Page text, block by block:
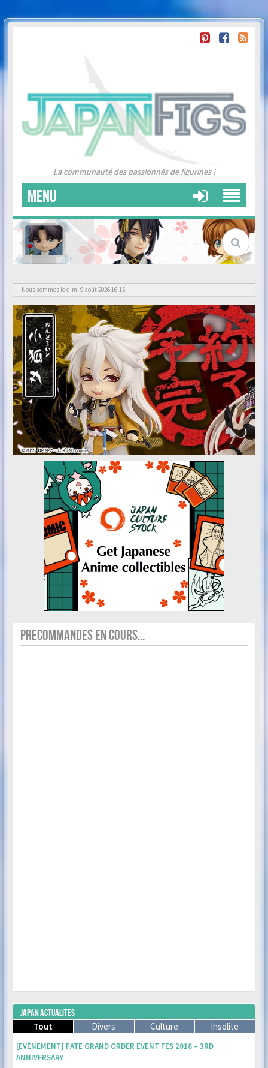
La communauté des passionnés de figurines !
MENU
Nous sommes le dim. 9 août 2026 16:15
PRECOMMANDES EN COURS...
JAPAN ACTUALITES
Tout
Divers Culture Insolite
[EVÈNEMENT] FATE GRAND ORDER EVENT FES 2018 – 3RD
ANNIVERSARY